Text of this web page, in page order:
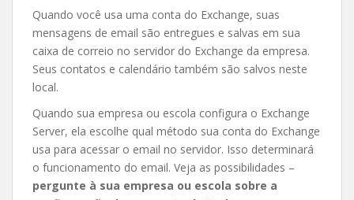
Quando você usa uma conta do Exchange, suas
mensagens de email são entregues e salvas em sua
caixa de correio no servidor do Exchange da empresa.
Seus contatos e calendário também são salvos neste
local.
Quando sua empresa ou escola configura o Exchange
Server, ela escolhe qual método sua conta do Exchange
usa para acessar o email no servidor. Isso determinará
o funcionamento do email. Veja as possibilidades –
pergunte à sua empresa ou escola sobre a